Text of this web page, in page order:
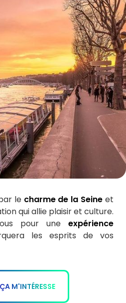
le charme de la Seine et
qui allie plaisir et culture.
pour une expérience
les esprits de vos
ÇA M'INTÉRESSE